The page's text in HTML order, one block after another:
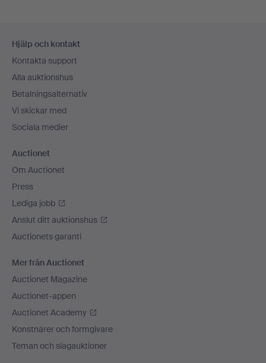
Hjälp och kontakt
Kontakta support
Alla auktionshus
Betalningsalternativ
Vi skickar med
Sociala medier
Auctionet
Om Auctionet
Press
Lediga jobb
Anslut ditt auktionshus
Auctionets garanti
Mer från Auctionet
Auctionet Magazine
Auctionet-appen
Auctionet Academy
Konstnärer och formgivare
Teman och slagauktioner